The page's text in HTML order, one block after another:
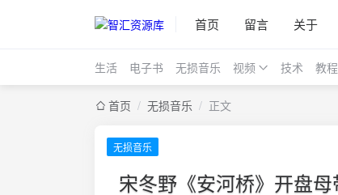
首页 留言 关于
生活 电子书 无损音乐 视频 技术 教程
首页 / 无损音乐 / 正文
无损音乐
宋冬野《安河桥》开盘